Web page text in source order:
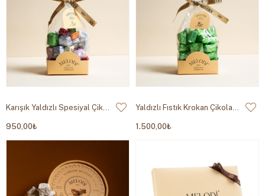
Karışık Yaldızlı Spesiyal Çikolata 500g
950,00₺
Yaldızlı Fıstık Krokan Çikolata 500g
1.500,00₺